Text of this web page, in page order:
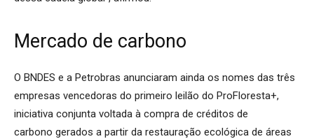
Mercado de carbono
O BNDES e a Petrobras anunciaram ainda os nomes das três
empresas vencedoras do primeiro leilão do ProFloresta+,
iniciativa conjunta voltada à compra de créditos de
carbono gerados a partir da restauração ecológica de áreas